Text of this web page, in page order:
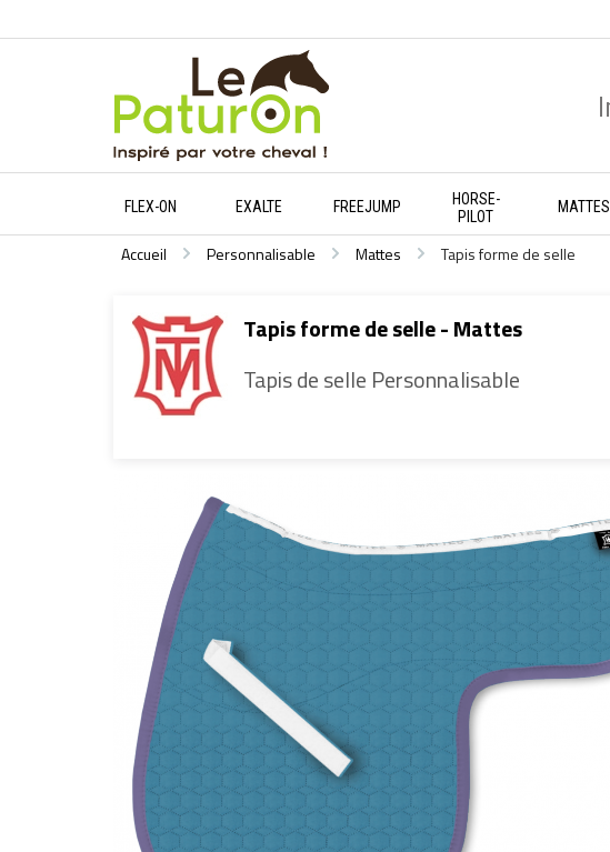
FLEX-ON EXALTE FREEJUMP
HORSE-
PILOT
MATTES
Accueil Personnalisable Mattes Tapis forme de selle
Tapis forme de selle - Mattes
Tapis de selle Personnalisable